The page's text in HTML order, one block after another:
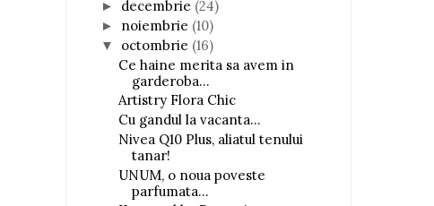
► decembrie (24)
► noiembrie (10)
▼ octombrie (16)
Ce haine merita sa avem in
garderoba...
Artistry Flora Chic
Cu gandul la vacanta...
Nivea Q10 Plus, aliatul tenului
tanar!
UNUM, o noua poveste
parfumata...